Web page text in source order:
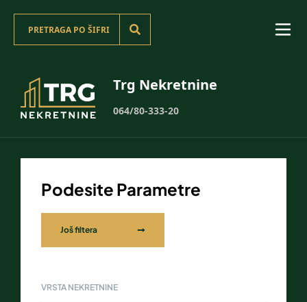
Trg Nekretnine
064/80-333-20
Podesite Parametre
Još filtera
VRSTA NEKRETNINE